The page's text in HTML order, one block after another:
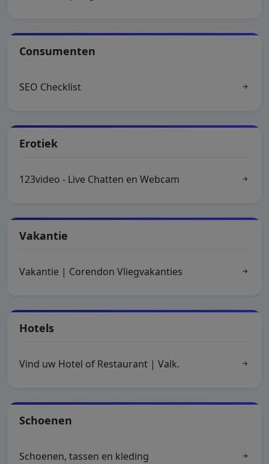
Consumenten
SEO Checklist
Erotiek
123video - Live Chatten en Webcam
Vakantie
Vakantie | Corendon Vliegvakanties
Hotels
Vind uw Hotel of Restaurant | Valk.
Schoenen
Schoenen, tassen en kleding